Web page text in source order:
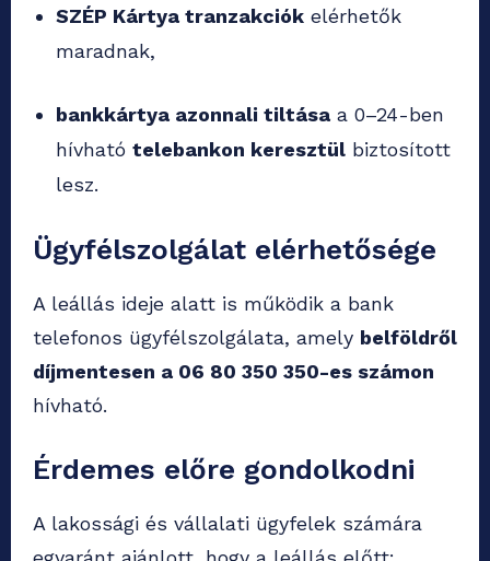
SZÉP Kártya tranzakciók elérhetők
maradnak,
bankkártya azonnali tiltása a 0–24-ben
hívható telebankon keresztül biztosított
lesz.
Ügyfélszolgálat elérhetősége
A leállás ideje alatt is működik a bank
telefonos ügyfélszolgálata, amely belföldről
díjmentesen a 06 80 350 350-es számon
hívható.
Érdemes előre gondolkodni
A lakossági és vállalati ügyfelek számára